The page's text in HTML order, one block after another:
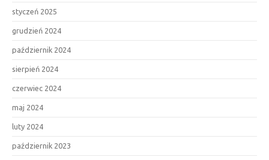
styczeń 2025
grudzień 2024
październik 2024
sierpień 2024
czerwiec 2024
maj 2024
luty 2024
październik 2023